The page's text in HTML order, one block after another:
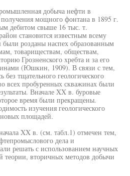
добыча нефти в
мощного фонтана в 1895 г.
дебитом свыше 16 тыс. т.
становится известным всему
розданы наспех образованным
товариществам, обществам,
Грозненского хребта и за его
(Юшкин, 1909). В связи с тем,
тщательного геологического
всех пробуренных скважинах были
Вначале XX в. буровые
время были прекращены.
изучения геологического
площадей.
XX в. (см. табл.1) отмечен тем,
дела и
решать с использованием научных
теории, вторичных методов добычи